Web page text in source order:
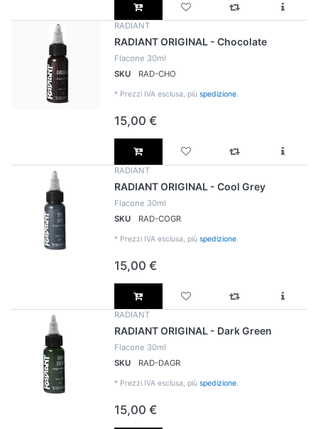
RADIANT
RADIANT ORIGINAL - Chocolate
Flacone 30ml
SKU
RAD-CHO
* Prezzi IVA esclusa, più spedizione.
15,00 €
RADIANT
RADIANT ORIGINAL - Cool Grey
Flacone 30ml
SKU
RAD-COGR
* Prezzi IVA esclusa, più spedizione.
15,00 €
RADIANT
RADIANT ORIGINAL - Dark Green
Flacone 30ml
SKU
RAD-DAGR
* Prezzi IVA esclusa, più spedizione.
15,00 €